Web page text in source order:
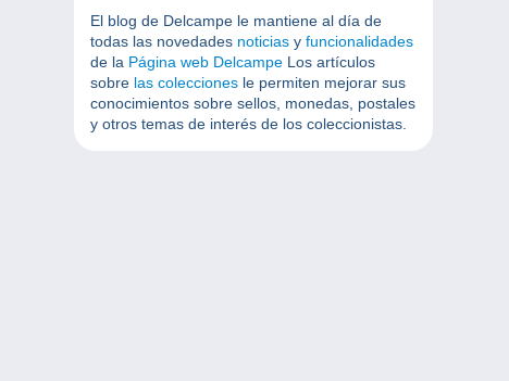
El blog de Delcampe le mantiene al día de
todas las novedades noticias y funcionalidades
de la Página web Delcampe Los artículos
sobre las colecciones le permiten mejorar sus
conocimientos sobre sellos, monedas, postales
y otros temas de interés de los coleccionistas.